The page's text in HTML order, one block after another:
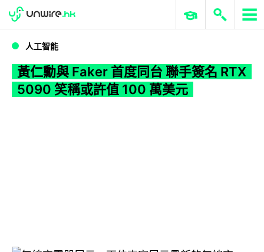
WWDC 2026 ERP 與商業 AI
人工智能
黃仁勳與 Faker 首度同台 聯手簽名 RTX
5090 笑稱或許值 100 萬美元